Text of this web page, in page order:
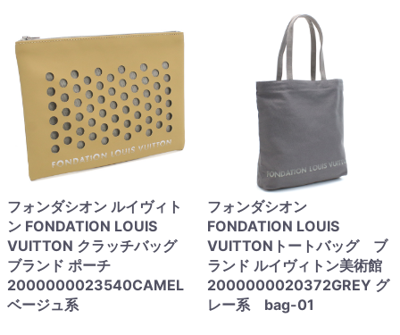
フォンダシオン ルイヴィト
ン FONDATION LOUIS
VUITTON クラッチバッグ
ブランド ポーチ
2000000023540CAMEL
ベージュ系
フォンダシオン
FONDATION LOUIS
VUITTONトートバッグ ブ
ランド ルイヴィトン美術館
2000000020372GREY グ
レー系 bag-01